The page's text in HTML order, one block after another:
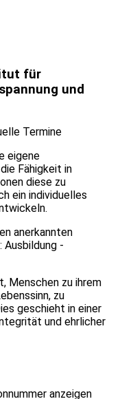
der Stehauf
einheitliche
hochwertige und
fundiert
sich an den
gesetzlichen
Teilnehmern bei
mit
Hier finden Sie
Sie in Frage
Weiterbildung und
ihrer Ausbildung
in
Funktionen
entsprechende
die im
oder im
für
und
Termine
eigene
Fähigkeit in
diese zu
ein individuelles
anerkannten
Ausbildung -
Menschen zu ihrem
zu
geschieht in einer
und ehrlicher
anzeigen